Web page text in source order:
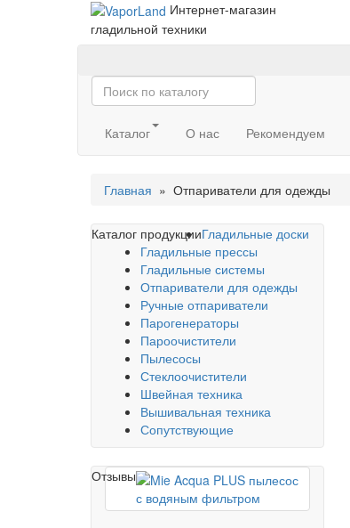
Интернет-магазин
гладильной техники
Каталог О нас Рекомендуем
Главная » Отпариватели для одежды
Каталог продукцииГладильные доски
Гладильные прессы
Гладильные системы
Отпариватели для одежды
Ручные отпариватели
Парогенераторы
Пароочистители
Пылесосы
Стеклоочистители
Швейная техника
Вышивальная техника
Сопутствующие
Отзывы